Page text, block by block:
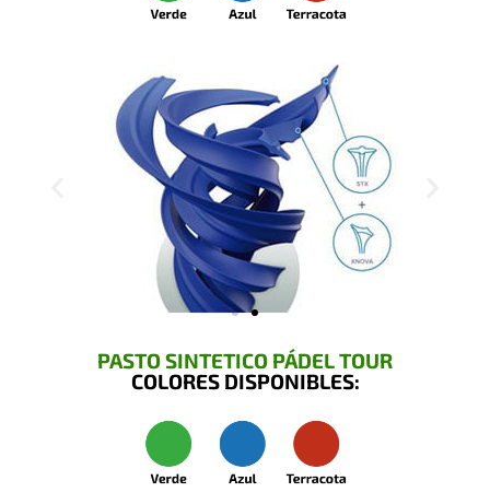
PASTO SINTETICO PÁDEL TOUR
COLORES DISPONIBLES: